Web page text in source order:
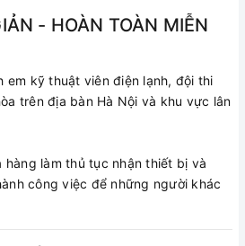
- HOÀN TOÀN MIỄN
em kỹ thuật viên điện lạnh, đội thi
trên địa bàn Hà Nội và khu vực lân
hàng làm thủ tục nhận thiết bị và
công việc để những người khác